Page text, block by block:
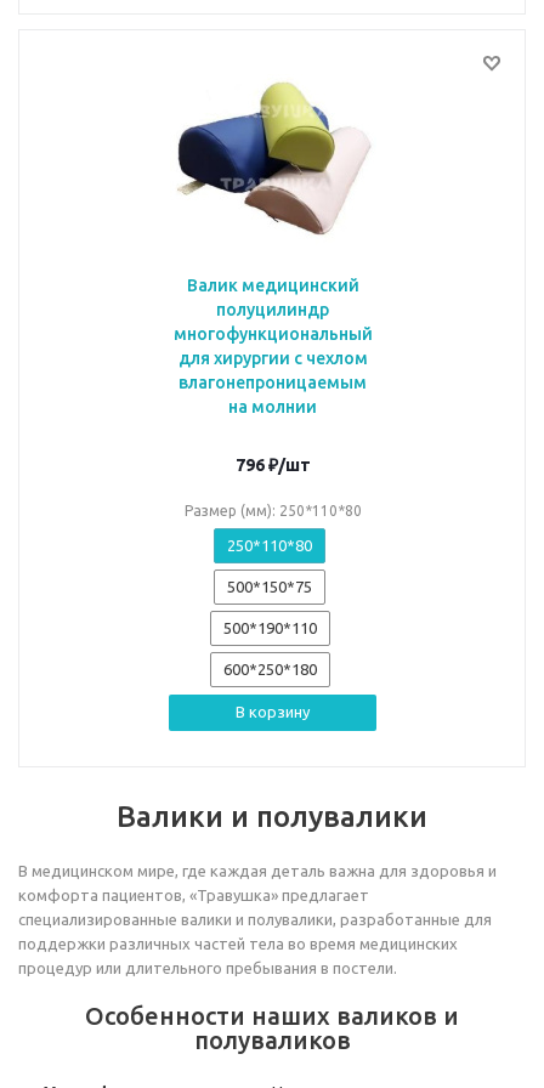
Валик медицинский
полуцилиндр
многофункциональный
для хирургии с чехлом
влагонепроницаемым
на молнии
796₽/шт
Размер (мм): 250*110*80
250*110*80
500*150*75
500*190*110
600*250*180
В корзину
Валики и полувалики
В медицинском мире, где каждая деталь важна для здоровья и
комфорта пациентов, «Травушка» предлагает
специализированные валики и полувалики, разработанные для
поддержки различных частей тела во время медицинских
процедур или длительного пребывания в постели.
Особенности наших валиков и
полуваликов